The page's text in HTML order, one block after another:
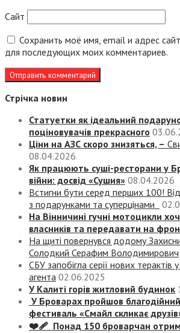
Сайт
Сохранить моё имя, email и адрес
для последующих моих комментариев.
Стрічка новин
Статуетки як ідеальний
поціновувачів прекрасного
Ціни на АЗС скоро знизяться, –
08.04.2026
Як працюють суші-ресторани у
війни: досвід «Сушия» 08.04.2026
Встигни бути серед перших 100!
з подарунками та суперцінами
На Вінничині гучні мотоцикли
власників та передавати на
На щиті повернувся додому
Солодкий Серафим Володимирович
СБУ запобігла серії нових терактів
агента 02.06.2025
У Калиті горів житловий будинок
У Броварах пройшов
фестиваль «Смайл скликає
❤️‍🩹 Понад 150 броварчан